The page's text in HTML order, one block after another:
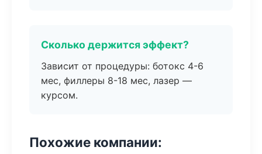
Сколько держится эффект?
Зависит от процедуры: ботокс 4-6
мес, филлеры 8-18 мес, лазер —
курсом.
Похожие компании: